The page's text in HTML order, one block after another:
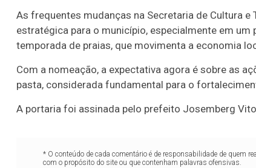
As frequentes mudanças na Secretaria de Cultura
estratégica para o município, especialmente em
temporada de praias, que movimenta a economia
Com a nomeação, a expectativa agora é sobre as
pasta, considerada fundamental para o
A portaria foi assinada pelo prefeito Josemberg
* O conteúdo de cada comentário é de responsabilidade de quem
com o propósito do site ou que contenham palavras ofensivas.